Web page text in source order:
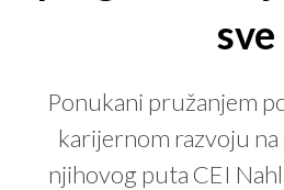
sve
Ponukani pružanjem
karijernom razvoju na
njihovog puta CEI